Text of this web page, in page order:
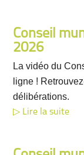
Conseil
2026
La vidéo du
ligne !
délibérations.
Lire la suite